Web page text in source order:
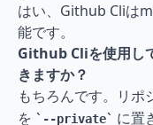
はい、Github Cliは
能です。
Github Cliを使用し
きますか？
もちろんです。リポ
を --private
に置